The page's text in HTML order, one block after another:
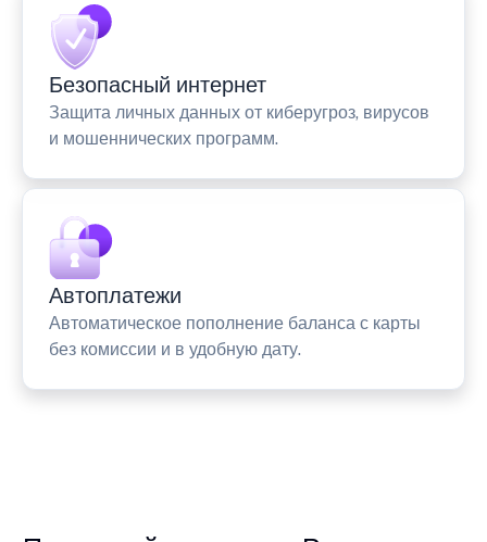
Безопасный интернет
Защита личных данных от киберугроз, вирусов
и мошеннических программ.
Автоплатежи
Автоматическое пополнение баланса с карты
без комиссии и в удобную дату.